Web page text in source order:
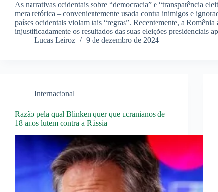
As narrativas ocidentais sobre “democracia” e “transparência
mera retórica – convenientemente usada contra inimigos e
países ocidentais violam tais “regras”. Recentemente, a
injustificadamente os resultados das suas eleições presidenciais
Lucas Leiroz
9 de dezembro de 2024
Internacional
Razão pela qual Blinken quer que ucranianos de
18 anos lutem contra a Rússia